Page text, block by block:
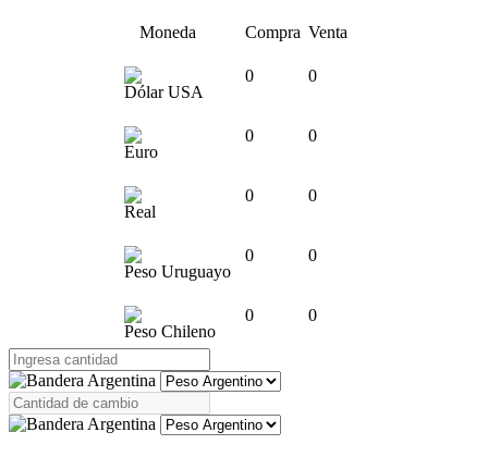
Moneda Compra Venta
Dólar USA
0 0
Euro
0 0
Real
0 0
Peso Uruguayo
0 0
Peso Chileno
0 0